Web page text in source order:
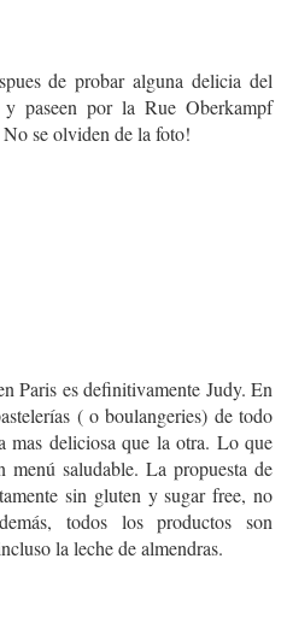
de probar alguna delicia del
paseen por la Rue Oberkampf
se olviden de la foto!
Paris es definitivamente Judy. En
( o boulangeries) de todo
mas deliciosa que la otra. Lo que
saludable. La propuesta de
sin gluten y sugar free, no
todos los productos son
la leche de almendras.